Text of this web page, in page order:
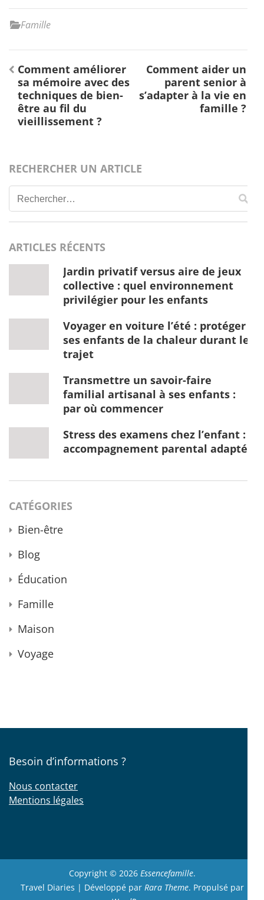
Famille
Navigation
de
l’article
Comment améliorer
sa mémoire avec des
techniques de bien-
être au fil du
vieillissement ?
Comment aider un
parent senior à
s’adapter à la vie en
famille ?
RECHERCHER UN ARTICLE
Rechercher :
ARTICLES RÉCENTS
Jardin privatif versus aire de jeux
collective : quel environnement
privilégier pour les enfants
Voyager en voiture l’été : protéger
ses enfants de la chaleur durant le
trajet
Transmettre un savoir-faire
familial artisanal à ses enfants :
par où commencer
Stress des examens chez l’enfant :
accompagnement parental adapté
CATÉGORIES
Bien-être
Blog
Éducation
Famille
Maison
Voyage
Besoin d’informations ?
Nous contacter
Mentions légales
Copyright © 2026 Essencefamille.
Travel Diaries | Développé par Rara Theme. Propulsé par